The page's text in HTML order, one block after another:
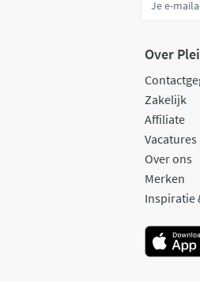
Over
Zakelijk
Affiliate
Vacatures
Over ons
Merken
Inspiratie